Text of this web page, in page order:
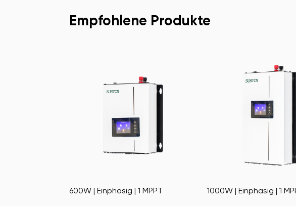
Empfohlene Produkte
600W | Einphasig | 1 MPPT 1000W | Einphasig | 1